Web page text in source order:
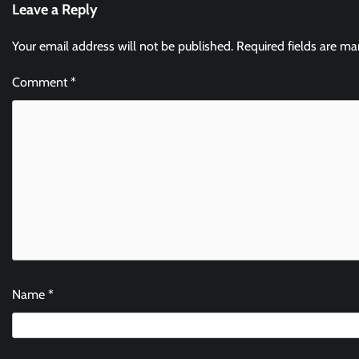
Leave a Reply
Your email address will not be published. Required fields are
Comment*
Name *